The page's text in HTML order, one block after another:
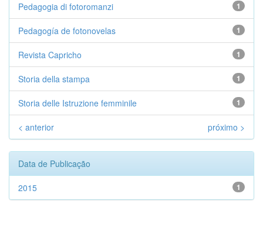
1
Pedagogia di fotoromanzi
1
Pedagogía de fotonovelas
1
Revista Capricho
1
Storia della stampa
1
Storia delle Istruzione femminile
< anterior próximo >
Data de Publicação
1
2015